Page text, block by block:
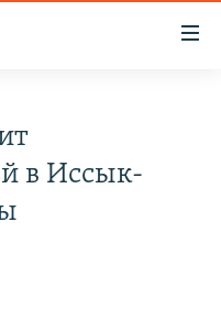
в Иссык-